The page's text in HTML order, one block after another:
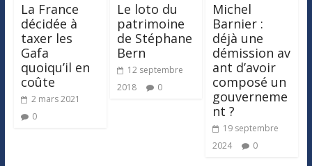
La France
décidée à
taxer les
Gafa
quoiqu’il en
coûte
2 mars 2021
0
Le loto du
patrimoine
de Stéphane
Bern
12 septembre
2018
0
Michel
Barnier :
déjà une
démission av
ant d’avoir
composé un
gouverneme
nt ?
19 septembre
2024
0